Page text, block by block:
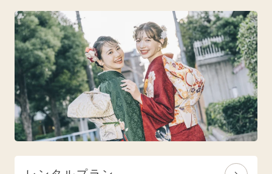
ナチュラル
ブルべ冬におすすめ
特選技法
オリジナルブランド
人気モデルブランド